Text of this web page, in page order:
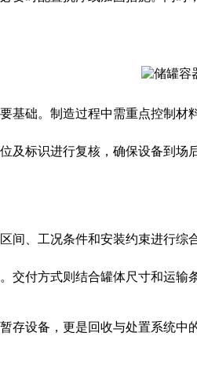
基础。制造过程中需重点控制
及标识进行复核，确保设备到
间、工况条件和安装约束进行
交付方式则结合罐体尺寸和运输
存设备，更是回收与处置系统